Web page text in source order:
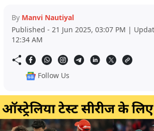
By Manvi Nautiyal
Published - 21 Jun 2025, 03:07 PM |
12:34 AM
Follow Us